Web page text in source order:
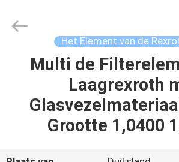
HUIS
PRODUCTEN
Electronic
Limited.
Het Element van de
Multi de
Laagrexroth
Grootte 1,0400